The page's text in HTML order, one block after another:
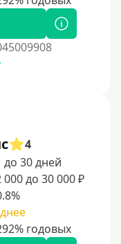
4
до 30 дней
000 до 30 000 ₽